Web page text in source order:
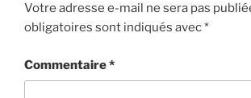
Votre adresse e-mail ne sera pas
obligatoires sont indiqués avec*
Commentaire*